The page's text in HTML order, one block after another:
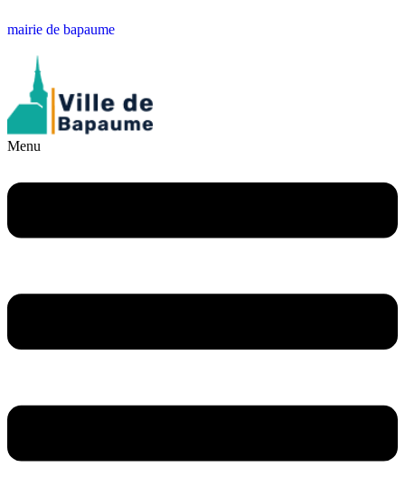
mairie de bapaume
Menu